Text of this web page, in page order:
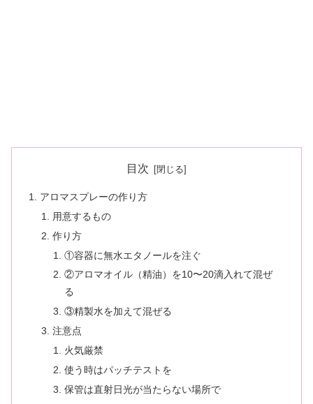
目次
アロマスプレーの作り方
用意するもの
作り方
①容器に無水エタノールを注ぐ
②アロマオイル（精油）を10〜20滴入れて混ぜ
る
③精製水を加えて混ぜる
注意点
火気厳禁
使う時はパッチテストを
保管は直射日光が当たらない場所で